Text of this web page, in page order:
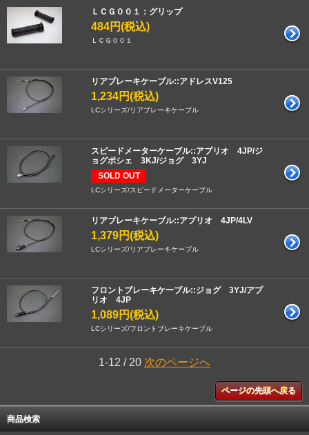
ＬＣＧ００１：グリップ
484円(税込)
ＬＣＧ００１
リアブレーキケーブル::アドレスV125
1,234円(税込)
LCシリーズ/リアブレーキケーブル
スピードメーターケーブル::アプリオ 4JP/ジ
ョグポシェ 3KJ/ジョグ 3YJ
SOLD OUT
LCシリーズ/スピードメーターケーブル
リアブレーキケーブル::アプリオ 4JP/4LV
1,379円(税込)
LCシリーズ/リアブレーキケーブル
フロントブレーキケーブル::ジョグ 3YJ/アプ
リオ 4JP
1,089円(税込)
LCシリーズ/フロントブレーキケーブル
1-12 / 20 次のページへ
ページの先頭へ戻る
商品検索